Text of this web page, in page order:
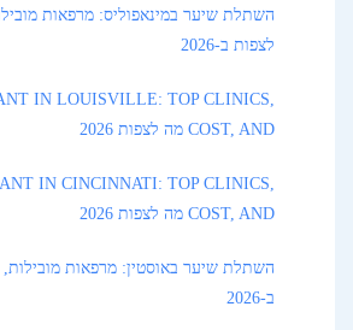
השתלת שיער במינאפוליס: מרפאות
לצפות ב-2026
IN LOUISVILLE: TOP CLINICS,
COST, AND מה לצפות 2026
IN CINCINNATI: TOP CLINICS,
COST, AND מה לצפות 2026
השתלת שיער באוסטין: מרפאות מובילות,
ב-2026